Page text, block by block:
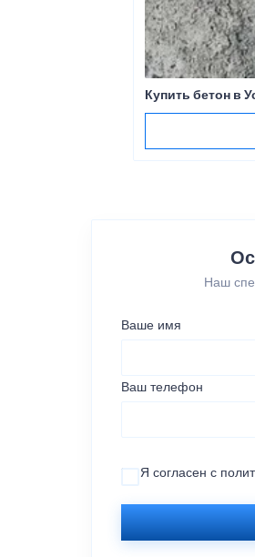
Купить бетон в
Наш
Ваше имя
Ваш телефон
Я согласен с